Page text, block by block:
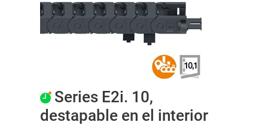
Series E2i. 10,
destapable en el interior